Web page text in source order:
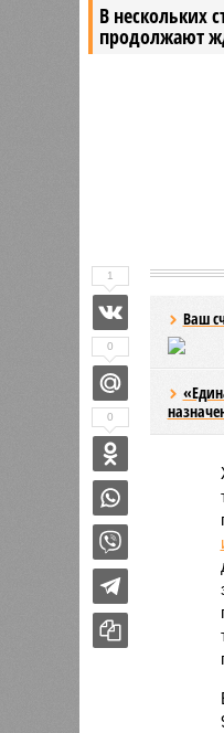
В нескольких
продолжают
Ваш
1
0
0